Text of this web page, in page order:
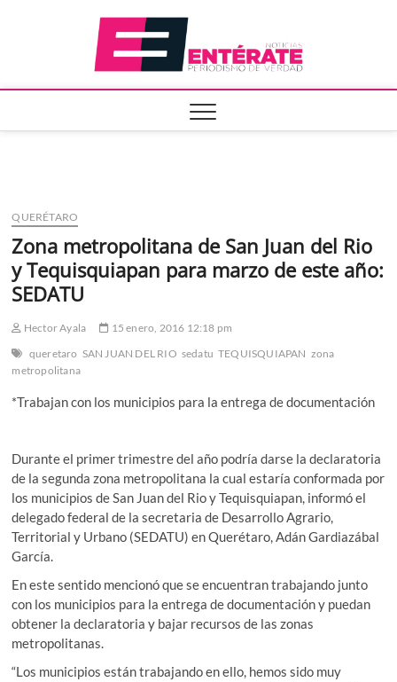
QUERÉTARO
Zona metropolitana de San Juan del Rio
y Tequisquiapan para marzo de este año:
SEDATU
Hector Ayala
15 enero, 2016 12:18 pm
queretaro SAN JUAN DEL RIO sedatu TEQUISQUIAPAN zona
metropolitana
*Trabajan con los municipios para la entrega de documentación
Durante el primer trimestre del año podría darse la declaratoria
de la segunda zona metropolitana la cual estaría conformada por
los municipios de San Juan del Rio y Tequisquiapan, informó el
delegado federal de la secretaria de Desarrollo Agrario,
Territorial y Urbano (SEDATU) en Querétaro, Adán Gardiazábal
García.
En este sentido mencionó que se encuentran trabajando junto
con los municipios para la entrega de documentación y puedan
obtener la declaratoria y bajar recursos de las zonas
metropolitanas.
“Los municipios están trabajando en ello, hemos sido muy